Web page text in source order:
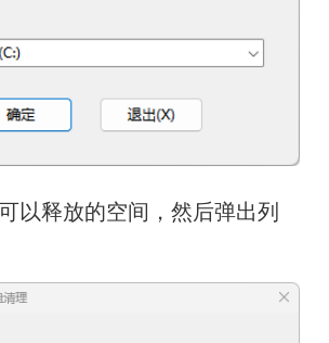
以释放的空间，然后弹出列